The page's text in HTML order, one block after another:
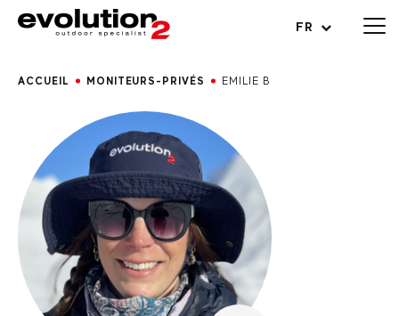
FR
Ouvrir le menu
ACCUEIL MONITEURS-PRIVÉS EMILIE B